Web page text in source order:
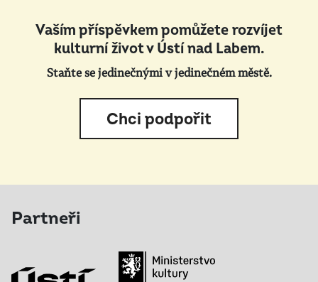
Vaším příspěvkem pomůžete rozvíjet
kulturní život v Ústí nad Labem.
Staňte se jedinečnými v jedinečném městě.
Chci podpořit
Partneři